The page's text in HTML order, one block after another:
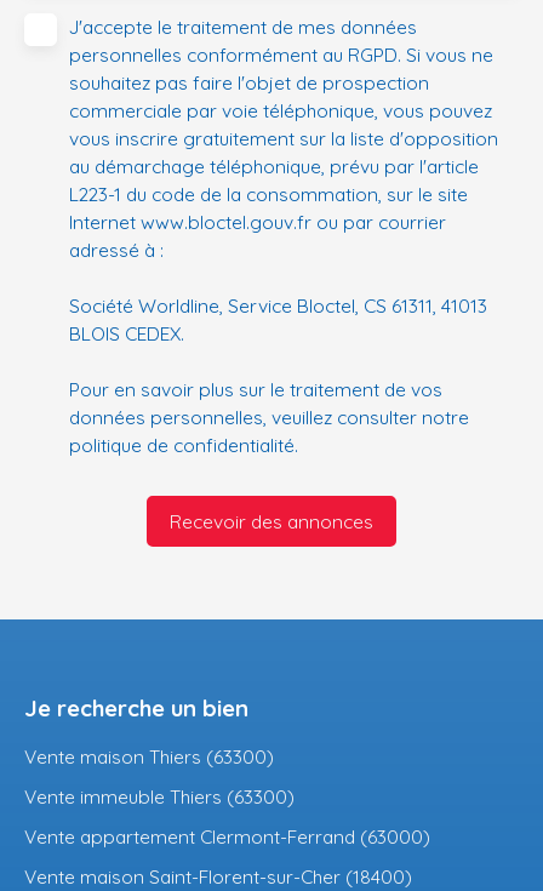
J'accepte le traitement de mes données
personnelles conformément au RGPD. Si vous ne
souhaitez pas faire l'objet de prospection
commerciale par voie téléphonique, vous pouvez
vous inscrire gratuitement sur la liste d'opposition
au démarchage téléphonique, prévu par l'article
L223-1 du code de la consommation, sur le site
Internet www.bloctel.gouv.fr ou par courrier
adressé à :
Société Worldline, Service Bloctel, CS 61311, 41013
BLOIS CEDEX.
Pour en savoir plus sur le traitement de vos
données personnelles, veuillez consulter notre
politique de confidentialité.
Recevoir des annonces
Je recherche un bien
Vente maison Thiers (63300)
Vente immeuble Thiers (63300)
Vente appartement Clermont-Ferrand (63000)
Vente maison Saint-Florent-sur-Cher (18400)